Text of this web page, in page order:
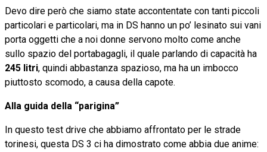
Devo dire però che siamo state accontentate con tanti piccoli
particolari e particolari, ma in DS hanno un po’ lesinato sui vani
porta oggetti che a noi donne servono molto come anche
sullo spazio del portabagagli, il quale parlando di capacità ha
245 litri, quindi abbastanza spazioso, ma ha un imbocco
piuttosto scomodo, a causa della capote.
Alla guida della “parigina”
In questo test drive che abbiamo affrontato per le strade
torinesi, questa DS 3 ci ha dimostrato come abbia due anime: